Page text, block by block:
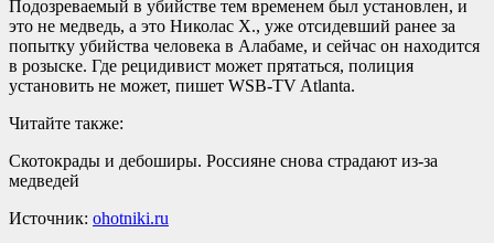
Подозреваемый в убийстве тем временем был установлен, и
это не медведь, а это Николас Х., уже отсидевший ранее за
попытку убийства человека в Алабаме, и сейчас он находится
в розыске. Где рецидивист может прятаться, полиция
установить не может, пишет WSB-TV Atlanta.
Читайте также:
Скотокрады и дебоширы. Россияне снова страдают из-за
медведей
Источник: ohotniki.ru